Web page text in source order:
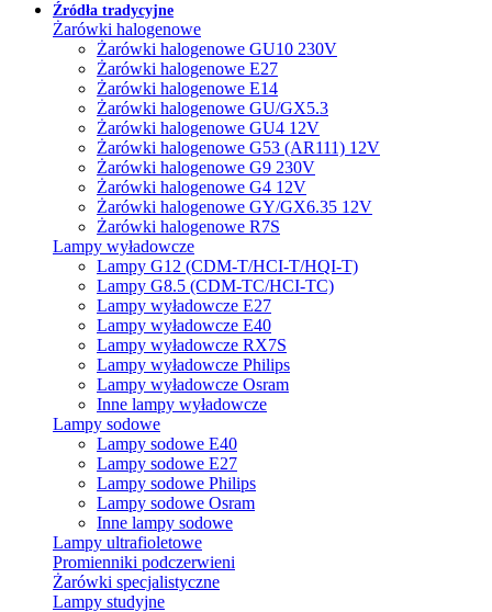
Źródła tradycyjne
Żarówki halogenowe
Żarówki halogenowe GU10 230V
Żarówki halogenowe E27
Żarówki halogenowe E14
Żarówki halogenowe GU/GX5.3
Żarówki halogenowe GU4 12V
Żarówki halogenowe G53 (AR111) 12V
Żarówki halogenowe G9 230V
Żarówki halogenowe G4 12V
Żarówki halogenowe GY/GX6.35 12V
Żarówki halogenowe R7S
Lampy wyładowcze
Lampy G12 (CDM-T/HCI-T/HQI-T)
Lampy G8.5 (CDM-TC/HCI-TC)
Lampy wyładowcze E27
Lampy wyładowcze E40
Lampy wyładowcze RX7S
Lampy wyładowcze Philips
Lampy wyładowcze Osram
Inne lampy wyładowcze
Lampy sodowe
Lampy sodowe E40
Lampy sodowe E27
Lampy sodowe Philips
Lampy sodowe Osram
Inne lampy sodowe
Lampy ultrafioletowe
Promienniki podczerwieni
Żarówki specjalistyczne
Lampy studyjne